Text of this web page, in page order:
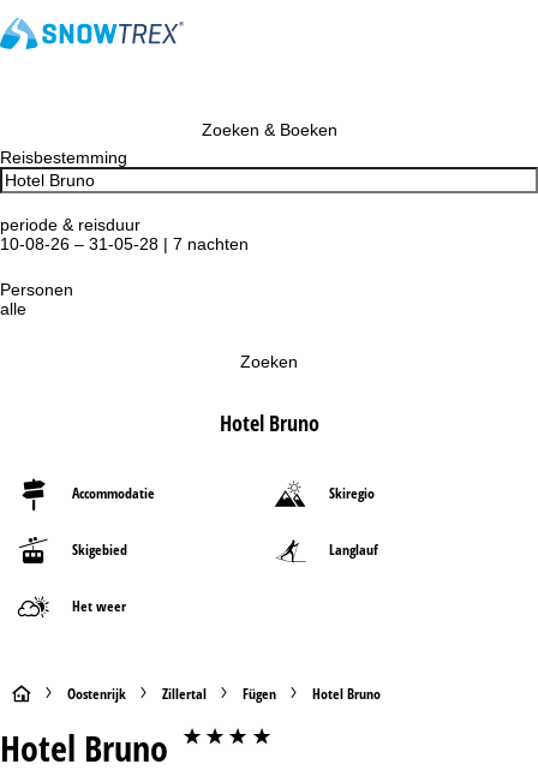
Zoeken & Boeken
Reisbestemming
periode & reisduur
10-08-26 – 31-05-28 | 7 nachten
Personen
alle
Zoeken
Hotel Bruno
Accommodatie Skiregio
Skigebied Langlauf
Het weer
S
t
Oostenrijk Zillertal Fügen Hotel Bruno
Hotel Bruno ****